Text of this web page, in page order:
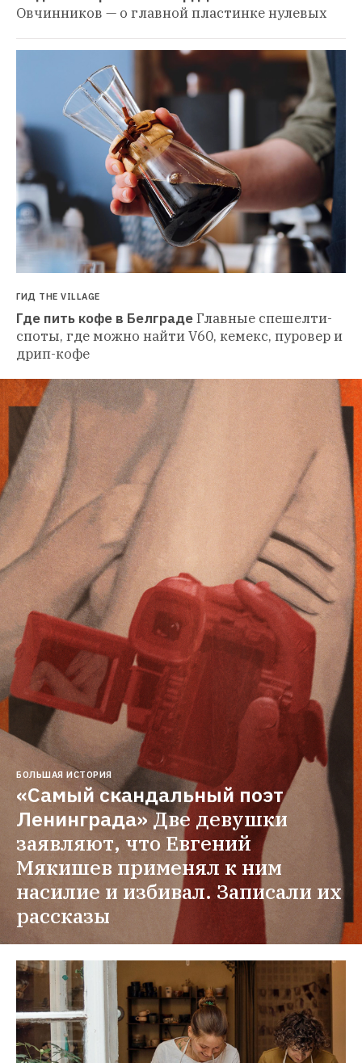
Овчинников — о главной пластинке нулевых
ГИД THE VILLAGE
Где пить кофе в БелградеГлавные спешелти-
споты, где можно найти V60, кемекс, пуровер и
дрип-кофе
БОЛЬШАЯ ИСТОРИЯ
«Самый скандальный поэт
Ленинграда»Две девушки
заявляют, что Евгений
Мякишев применял к ним
насилие и избивал. Записали их
рассказы